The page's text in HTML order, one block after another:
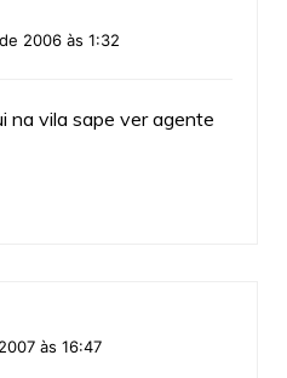
2006 às 1:32
na vila sape ver agente
às 16:47